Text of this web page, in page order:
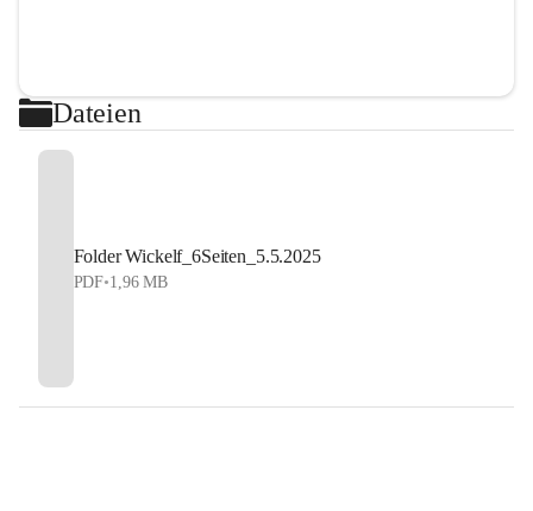
Dateien
Folder Wickelf_6Seiten_5.5.2025
PDF•1,96 MB